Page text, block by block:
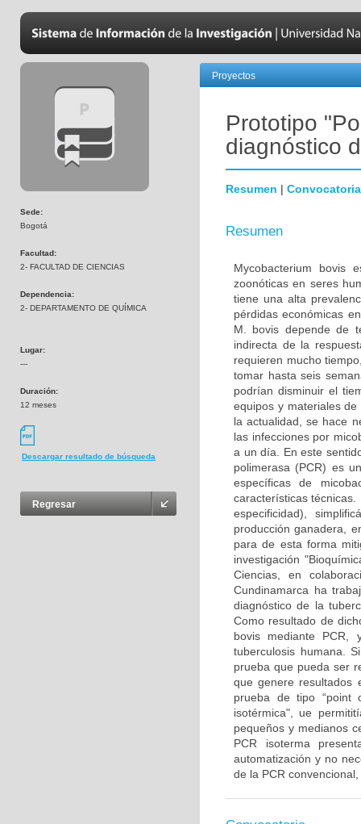
Sede:
Bogotá
Facultad:
2- FACULTAD DE CIENCIAS
Dependencia:
2- DEPARTAMENTO DE QUÍMICA
Lugar:
---
Duración:
12 meses
Descargar resultado de búsqueda
Regresar
Proyectos
Prototipo
diagnóstico
Resumen | Convocatoria
Resumen
Mycobacterium bovis
zoonóticas en seres
tiene una alta
pérdidas económicas
M. bovis depende de
indirecta de la
requieren mucho
tomar hasta seis
podrían disminuir el
equipos y materiales
la actualidad, se hace
las infecciones por
a un día. En este
polimerasa (PCR) es
específicas de
características
especificidad),
producción ganadera,
para de esta forma
investigación
Ciencias, en
Cundinamarca ha
diagnóstico de la
Como resultado de
bovis mediante PCR,
tuberculosis humana.
prueba que pueda ser
que genere resultados
prueba de tipo “point
isotérmica", ue
pequeños y medianos
PCR isoterma
automatización y no
de la PCR